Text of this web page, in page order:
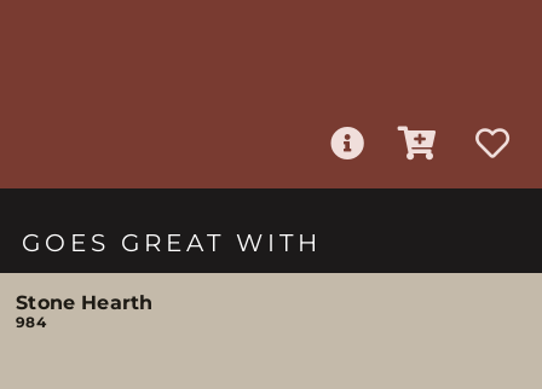
GOES GREAT WITH
Stone Hearth
984